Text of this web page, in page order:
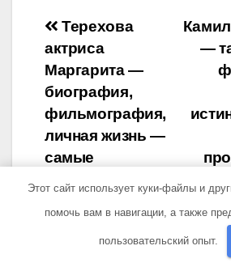
Навигация
по
записям
—
Терехова
актриса
Маргарита —
биография,
фильмография,
личная жизнь —
самые
знаменитой
Этот сайт использует куки-файлы и
помочь вам в навигации, а также
пользовательский опыт.